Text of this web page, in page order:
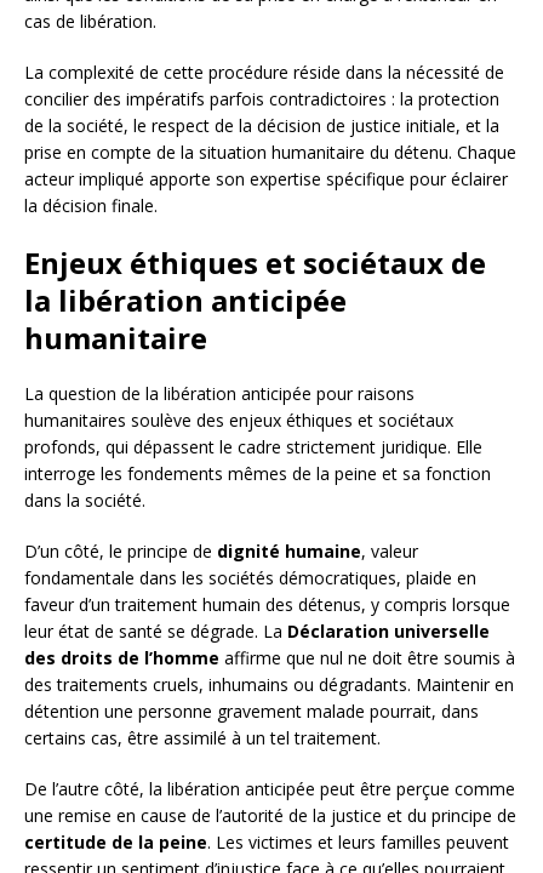
cas de libération.
La complexité de cette procédure réside dans la nécessité de
concilier des impératifs parfois contradictoires : la protection
de la société, le respect de la décision de justice initiale, et la
prise en compte de la situation humanitaire du détenu. Chaque
acteur impliqué apporte son expertise spécifique pour éclairer
la décision finale.
Enjeux éthiques et sociétaux de
la libération anticipée
humanitaire
La question de la libération anticipée pour raisons
humanitaires soulève des enjeux éthiques et sociétaux
profonds, qui dépassent le cadre strictement juridique. Elle
interroge les fondements mêmes de la peine et sa fonction
dans la société.
D’un côté, le principe de dignité humaine, valeur
fondamentale dans les sociétés démocratiques, plaide en
faveur d’un traitement humain des détenus, y compris lorsque
leur état de santé se dégrade. La Déclaration universelle
des droits de l’homme affirme que nul ne doit être soumis à
des traitements cruels, inhumains ou dégradants. Maintenir en
détention une personne gravement malade pourrait, dans
certains cas, être assimilé à un tel traitement.
De l’autre côté, la libération anticipée peut être perçue comme
une remise en cause de l’autorité de la justice et du principe de
certitude de la peine. Les victimes et leurs familles peuvent